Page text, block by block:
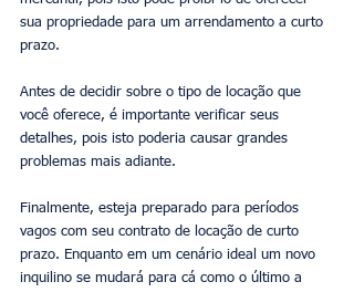
sua propriedade para um arrendamento a curto
prazo.
Antes de decidir sobre o tipo de locação que
você oferece, é importante verificar seus
detalhes, pois isto poderia causar grandes
problemas mais adiante.
Finalmente, esteja preparado para períodos
vagos com seu contrato de locação de curto
prazo. Enquanto em um cenário ideal um novo
inquilino se mudará para cá como o último a